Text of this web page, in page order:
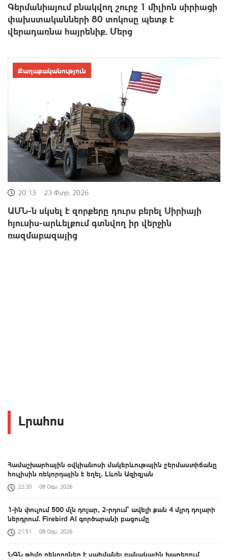
Գերմանիայում բնակվող շուրջ 1 միլիոն սիրիացի
փախստականների 80 տոկոսը պետք է
վերադառնա հայրենիք. Մերց
20:13 23 Փտր, 2026
ԱՄՆ-ն սկսել է զորքերը դուրս բերել Սիրիայի
հյուսիս-արևելքում գտնվող իր վերջին
ռազմաբազայից
Քաղաքականություն
Լրահոս
Համաշխարհային օվկիանոսի մակերևութային ջերմաստիճանը
հուլիսին ռեկորդային է եղել․ Լևոն Ազիզյան
22:20 08 Օգս, 2026
1-ին փուլում 500 մլն դոլար, 2-րդում՝ ավելի քան 4 մլրդ դոլարի
ներդրում. Firebird AI գործարանի բացումը
21:51 08 Օգս, 2026
ՆԳՆ թիմը ռեկորդներ է սահմանել բանակային խաղերում